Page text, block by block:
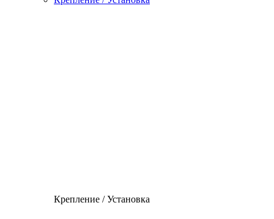
Крепление / Установка